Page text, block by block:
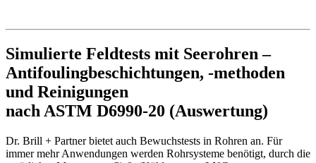
Simulierte Feldtests mit Seerohren –
Antifoulingbeschichtungen, -methoden
und Reinigungen
nach ASTM D6990-20 (Auswertung)
Dr. Brill + Partner bietet auch Bewuchstests in Rohren an. Für
immer mehr Anwendungen werden Rohrsysteme benötigt, durch die